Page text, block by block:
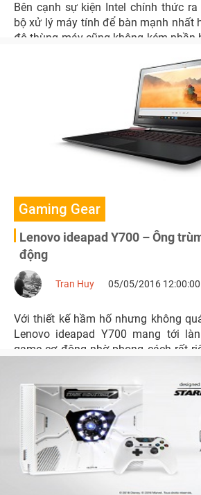
Bên cạnh sự kiện Intel chính thức ra
bộ xử lý máy tính để bàn mạnh nhất
độ thùng máy cũng không kém phần
Gaming Gear
Lenovo ideapad Y700 – Ông
động
Tran Huy 05/05/2016 12:00:00
Với thiết kế hầm hố nhưng không
Lenovo ideapad Y700 mang tới
game cơ động nhờ phong cách rất